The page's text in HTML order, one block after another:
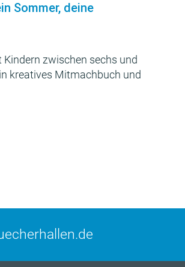
Sommer, deine
zwischen sechs und
kreatives Mitmachbuch und